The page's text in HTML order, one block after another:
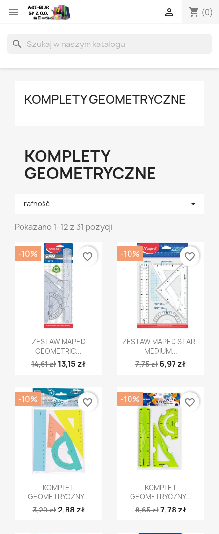
 shopping_cart (0)

search
KOMPLETY GEOMETRYCZNE
KOMPLETY
GEOMETRYCZNE
Trafność 
Pokazano 1-12 z 31 pozycji
Szybki podgląd
ZESTAW MAPED
GEOMETRIC...
14,61 zł 13,15 zł
-10% favorite_border
Szybki podgląd
ZESTAW MAPED START
MEDIUM...
7,75 zł 6,97 zł
-10% favorite_border
Szybki podgląd
KOMPLET
GEOMETRYCZNY...
3,20 zł2,88 zł
-10% favorite_border
Szybki podgląd
KOMPLET
GEOMETRYCZNY...
8,65 zł7,78 zł
-10% favorite_border